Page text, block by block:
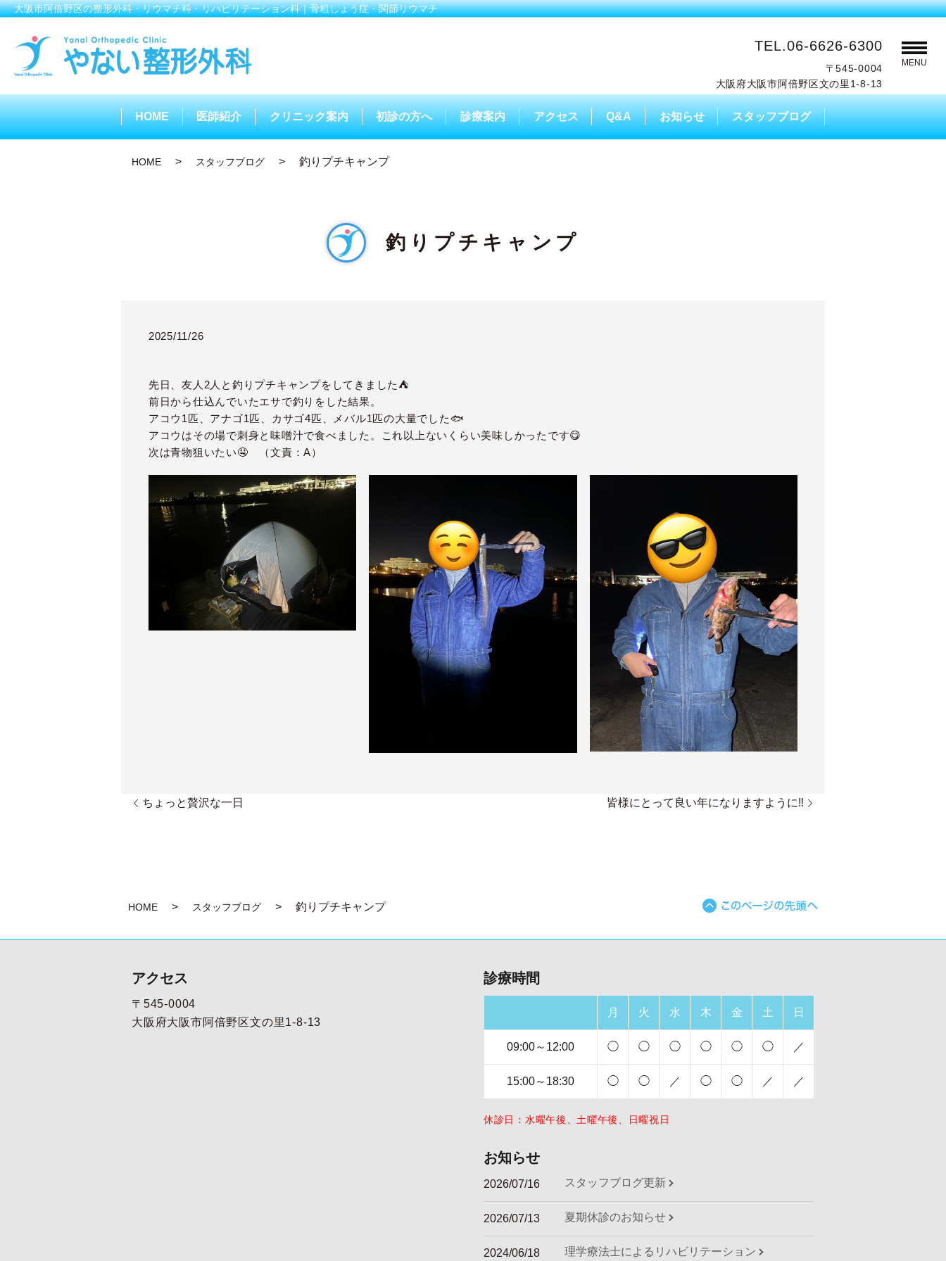
大阪市阿倍野区の整形外科・リウマチ科・リハビリテーション科｜骨粗しょう症・関節リウマチ
TEL.06-6626-6300
〒545-0004
大阪府大阪市阿倍野区文の里1-8-13
MENU
HOME 医師紹介 クリニック案内 初診の方へ 診療案内 アクセス Q&A お知らせ スタッフブログ
HOME スタッフブログ 釣りプチキャンプ
釣りプチキャンプ
2025/11/26
先日、友人2人と釣りプチキャンプをしてきました⛺️
前日から仕込んでいたエサで釣りをした結果。
アコウ1匹、アナゴ1匹、カサゴ4匹、メバル1匹の大量でした🐟
アコウはその場で刺身と味噌汁で食べました。これ以上ないくらい美味しかったです😋
次は青物狙いたい🤤 （文責：A）
ちょっと贅沢な一日 皆様にとって良い年になりますように‼
HOME スタッフブログ 釣りプチキャンプ
アクセス
〒545-0004
大阪府大阪市阿倍野区文の里1-8-13
診療時間
月 火 水 木 金 土 日
09:00～12:00 ◯ ◯ ◯ ◯ ◯ ◯ ／
15:00～18:30 ◯ ◯ ／ ◯ ◯ ／ ／
休診日：水曜午後、土曜午後、日曜祝日
お知らせ
2026/07/16 スタッフブログ更新
2026/07/13 夏期休診のお知らせ
2024/06/18 理学療法士によるリハビリテーション